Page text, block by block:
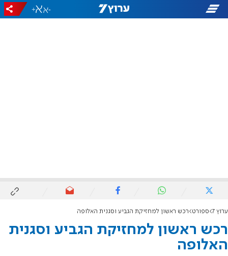
-
+
ערוץ 7 ספורט רכש ראשון למחזיקת הגביע וסגנית האלופה
רכש ראשון למחזיקת הגביע וסגנית
האלופה